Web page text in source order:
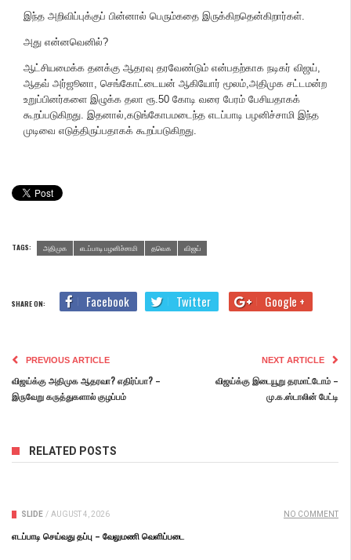
இந்த அறிவிப்புக்குப் பின்னால் பெரும்கதை இருக்கிறதென்கிறார்கள்.
அது என்னவெனில்?
ஆட்சியமைக்க தனக்கு ஆதரவு தரவேண்டும் என்பதற்காக நடிகர் விஜய்,
ஆதவ் அர்ஜூனா, செங்கோட்டையன் ஆகியோர் மூலம்,அதிமுக சட்டமன்ற
உறுப்பினர்களை இழுக்க தலா ரூ.50 கோடி வரை பேரம் பேசியதாகக்
கூறப்படுகிறது. இதனால்,கடுங்கோபமடைந்த எடப்பாடி பழனிச்சாமி இந்த
முடிவை எடுத்திருப்பதாகக் கூறப்படுகிறது.
TAGS: அதிமுக எடப்பாடி பழனிச்சாமி தவெக விஜய்
SHARE ON: Facebook Twitter Google +
PREVIOUS ARTICLE
விஜய்க்கு அதிமுக ஆதரவா? எதிர்ப்பா? –
இருவேறு கருத்துகளால் குழப்பம்
NEXT ARTICLE
விஜய்க்கு இடையூறு தரமாட்டோம் –
மு.க.ஸ்டாலின் பேட்டி
RELATED POSTS
SLIDE / AUGUST 4, 2026 NO COMMENT
எடப்பாடி செய்வது தப்பு – வேலுமணி வெளிப்படை